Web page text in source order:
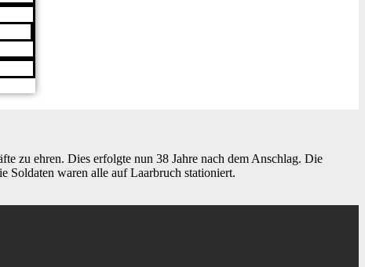
zu ehren. Dies erfolgte nun 38 Jahre nach dem Anschlag. Die
Soldaten waren alle auf Laarbruch stationiert.